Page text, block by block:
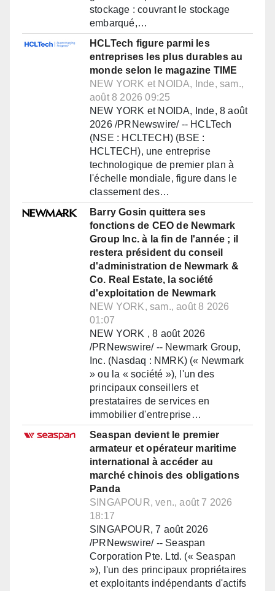
stockage : couvrant le stockage
embarqué,…
HCLTech figure parmi les
entreprises les plus durables au
monde selon le magazine TIME
NEW YORK et NOIDA, Inde, sam.,
août 8 2026 09:25
NEW YORK et NOIDA, Inde, 8 août
2026 /PRNewswire/ -- HCLTech
(NSE : HCLTECH) (BSE :
HCLTECH), une entreprise
technologique de premier plan à
l'échelle mondiale, figure dans le
classement des…
Barry Gosin quittera ses
fonctions de CEO de Newmark
Group Inc. à la fin de l'année ; il
restera président du conseil
d'administration de Newmark &
Co. Real Estate, la société
d'exploitation de Newmark
NEW YORK, sam., août 8 2026
01:07
NEW YORK , 8 août 2026
/PRNewswire/ -- Newmark Group,
Inc. (Nasdaq : NMRK) (« Newmark
» ou la « société »), l'un des
principaux conseillers et
prestataires de services en
immobilier d'entreprise…
Seaspan devient le premier
armateur et opérateur maritime
international à accéder au
marché chinois des obligations
Panda
SINGAPOUR, ven., août 7 2026
18:17
SINGAPOUR, 7 août 2026
/PRNewswire/ -- Seaspan
Corporation Pte. Ltd. (« Seaspan
»), l'un des principaux propriétaires
et exploitants indépendants d'actifs